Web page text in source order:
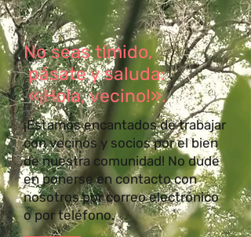
¡Estamos encantados de trabajar
con vecinos y socios por el bien
de nuestra comunidad! No dude
en ponerse en contacto con
nosotros por correo electrónico
o por teléfono.
No seas tímido,
pásate y saluda:
«¡Hola, vecino!».